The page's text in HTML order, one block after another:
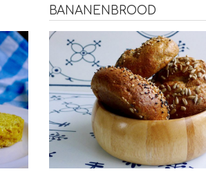
BANANENBROOD